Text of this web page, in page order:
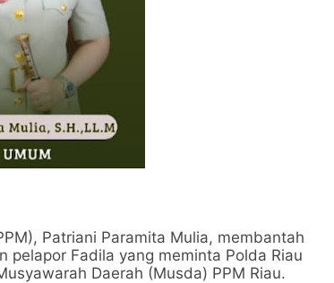
Patriani Paramita Mulia, membantah
Fadila yang meminta Polda Riau
Daerah (Musda) PPM Riau.